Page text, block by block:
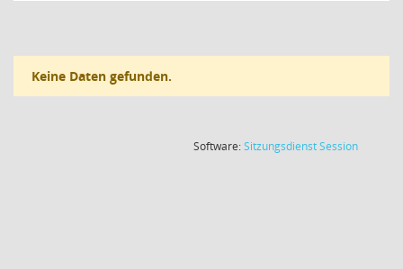
Keine Daten gefunden.
Software:SitzungsdienstSession(Wird in